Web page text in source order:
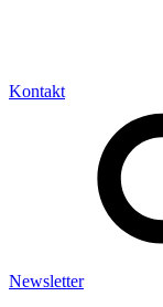
Kontakt
Newsletter